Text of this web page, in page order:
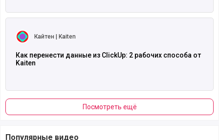
Кайтен | Kaiten
Как перенести данные из ClickUp: 2 рабочих способа от
Kaiten
Посмотреть ещё
Популярные видео